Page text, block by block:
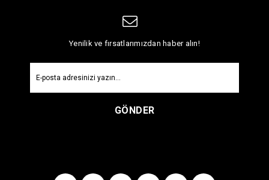
Yenilik ve fırsatlarımızdan haber alın!
GÖNDER